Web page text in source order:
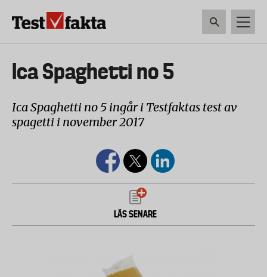
Huvudmeny
ny
Ica Spaghetti no 5
Ica Spaghetti no 5 ingår i Testfaktas test av
spagetti i november 2017
LÄS SENARE